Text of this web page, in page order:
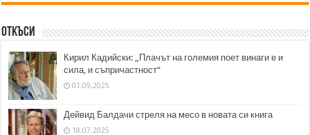
Откъси
Кирил Кадийски: „Плачът на големия поет винаги е и
сила, и съпричастност“
01.09.2025
Дейвид Балдачи стреля на месо в новата си книга
18.07.2025